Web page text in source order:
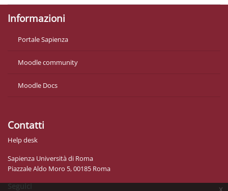
x
Informazioni
Portale Sapienza
Moodle community
Moodle Docs
Contatti
Help desk
Sapienza Università di Roma
Piazzale Aldo Moro 5, 00185 Roma
Seguici